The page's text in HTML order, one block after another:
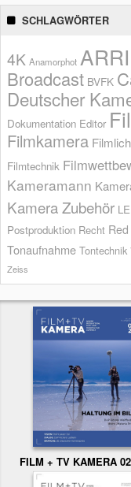
SCHLAGWÖRTER
4K Anamorphot ARRI
Broadcast BVFK
Deutscher
Dokumentation Editor
Filmkamera
Filmtechnik
Kameramann
Kamera Zubehör
Postproduktion Recht Red
Tonaufnahme Tontechnik
Zeiss
FILM + TV KAMERA